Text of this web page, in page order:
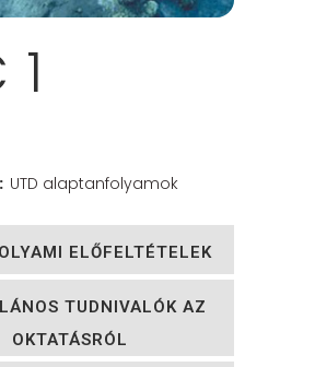
UTD alaptanfolyamok
ELŐFELTÉTELEK
TUDNIVALÓK AZ
OKTATÁSRÓL